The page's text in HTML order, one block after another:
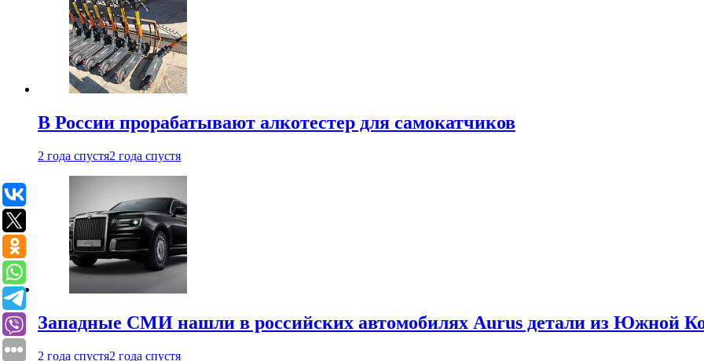
В России прорабатывают алкотестер для самокатчиков
2 года спустя2 года спустя
Западные СМИ нашли в российских автомобилях Aurus детали из Южной
2 года спустя2 года спустя